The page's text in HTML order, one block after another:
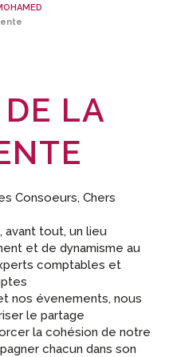
LA
Consoeurs, Chers
avant tout, un lieu
et de dynamisme au
comptables et
nos évenements, nous
le partage
la cohésion de notre
chacun dans son